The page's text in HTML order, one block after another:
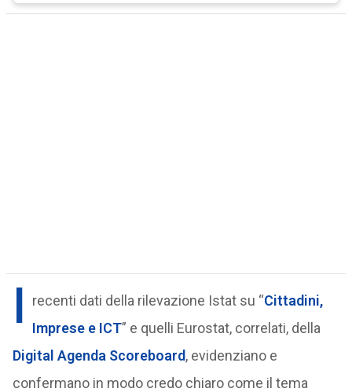
I recenti dati della rilevazione Istat su “Cittadini,
Imprese e ICT” e quelli Eurostat, correlati, della
Digital Agenda Scoreboard, evidenziano e
confermano in modo credo chiaro come il tema